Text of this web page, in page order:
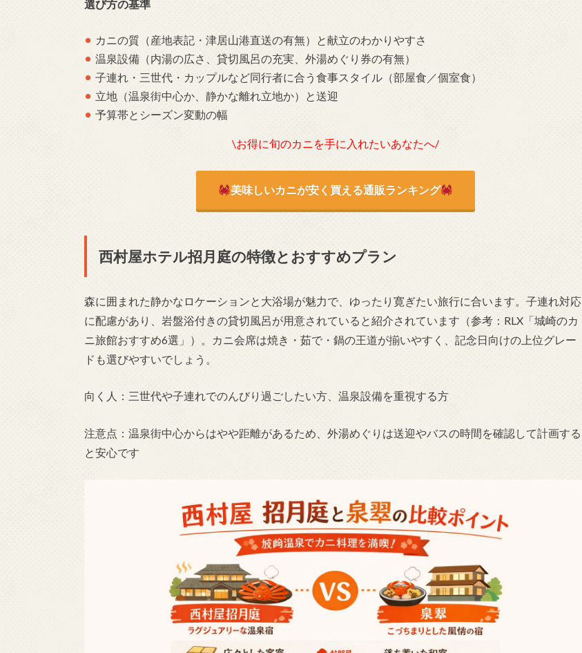
選び方の基準
カニの質（産地表記・津居山港直送の有無）と献立のわかりやすさ
温泉設備（内湯の広さ、貸切風呂の充実、外湯めぐり券の有無）
子連れ・三世代・カップルなど同行者に合う食事スタイル（部屋食／個室食）
立地（温泉街中心か、静かな離れ立地か）と送迎
予算帯とシーズン変動の幅
\お得に旬のカニを手に入れたいあなたへ/
美味しいカニが安く買える通販ランキング
西村屋ホテル招月庭の特徴とおすすめプラン
森に囲まれた静かなロケーションと大浴場が魅力で、ゆったり寛ぎたい旅行に合います。子連れ対応
に配慮があり、岩盤浴付きの貸切風呂が用意されていると紹介されています（参考：RLX「城崎のカ
ニ旅館おすすめ6選」）。カニ会席は焼き・茹で・鍋の王道が揃いやすく、記念日向けの上位グレー
ドも選びやすいでしょう。
向く人：三世代や子連れでのんびり過ごしたい方、温泉設備を重視する方
注意点：温泉街中心からはやや距離があるため、外湯めぐりは送迎やバスの時間を確認して計画する
と安心です